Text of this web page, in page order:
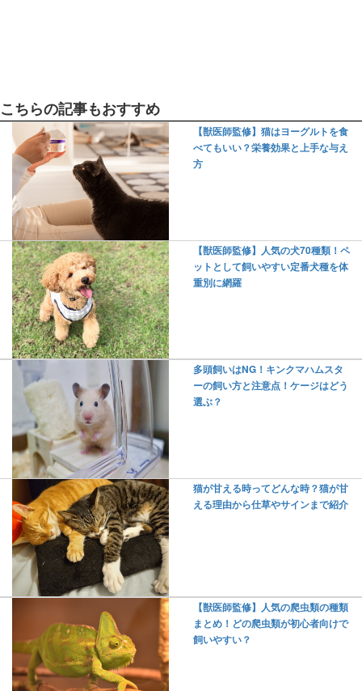
こちらの記事もおすすめ
【獣医師監修】猫はヨーグルトを食
べてもいい？栄養効果と上手な与え
方
【獣医師監修】人気の犬70種類！ペ
ットとして飼いやすい定番犬種を体
重別に網羅
多頭飼いはNG！キンクマハムスタ
ーの飼い方と注意点！ケージはどう
選ぶ？
猫が甘える時ってどんな時？猫が甘
える理由から仕草やサインまで紹介
【獣医師監修】人気の爬虫類の種類
まとめ！どの爬虫類が初心者向けで
飼いやすい？